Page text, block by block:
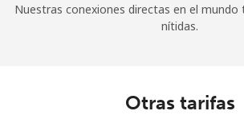
Nuestras conexiones directas en el mundo
nítidas.
Otras tarifas